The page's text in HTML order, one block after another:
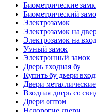
Биометрические
Биометрический
Электрозамок
Электрозамок на
Электрозамок на
Умный замок
Электронный замок
Дверь входная бу
Купить бу двери
Двери
Входная дверь со
Двери оптом
Недорогие двери